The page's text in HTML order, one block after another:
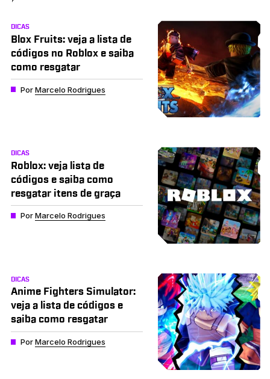
DICAS
Blox Fruits: veja a lista de
códigos no Roblox e saiba
como resgatar
PorMarcelo Rodrigues
DICAS
Roblox: veja lista de
códigos e saiba como
resgatar itens de graça
PorMarcelo Rodrigues
DICAS
Anime Fighters Simulator:
veja a lista de códigos e
saiba como resgatar
PorMarcelo Rodrigues